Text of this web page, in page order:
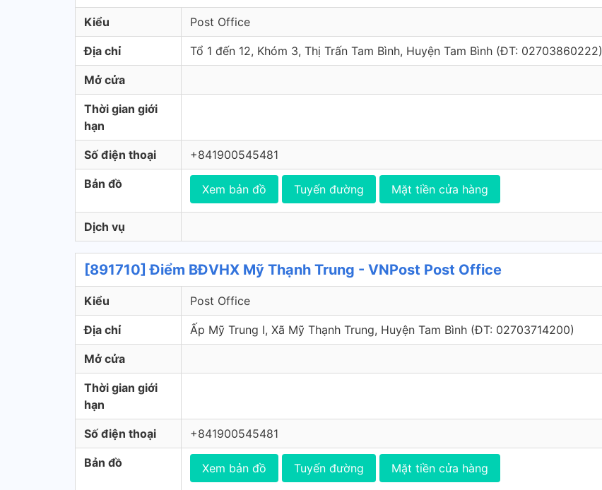
Kiểu Post Office
Địa chỉ Tổ 1 đến 12, Khóm 3, Thị Trấn Tam Bình, Huyện Tam Bình (ÐT: 02703860222)
Mở cửa
Thời gian giới
hạn
Số điện thoại +841900545481
Bản đồ Xem bản đồ Tuyến đường Mặt tiền cửa hàng
Dịch vụ
[891710] Điểm BĐVHX Mỹ Thạnh Trung - VNPost Post Office
Kiểu Post Office
Địa chỉ Ấp Mỹ Trung I, Xã Mỹ Thạnh Trung, Huyện Tam Bình (ÐT: 02703714200)
Mở cửa
Thời gian giới
hạn
Số điện thoại +841900545481
Bản đồ Xem bản đồ Tuyến đường Mặt tiền cửa hàng